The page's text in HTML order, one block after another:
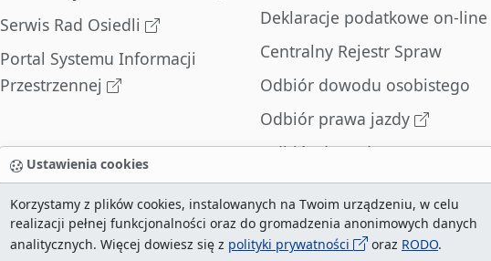
Ustawienia cookies
Korzystamy z plików cookies, instalowanych na Twoim urządzeniu, w celu
realizacji pełnej funkcjonalności oraz do gromadzenia anonimowych danych
analitycznych. Więcej dowiesz się z polityki prywatności oraz RODO.
Serwis Rad Osiedli
Portal Systemu Informacji
Przestrzennej
Deklaracje podatkowe on-line
Centralny Rejestr Spraw
Odbiór dowodu osobistego
Odbiór prawa jazdy
Odbiór dowodu
rejestracyjnego
Zatrzymane dowody
rejestracyjne